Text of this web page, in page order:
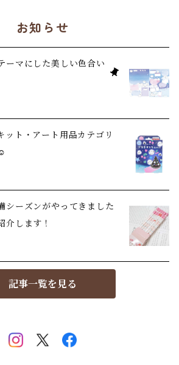
お知らせ
ーマにした美しい色合い
ット・アート用品カテゴリ
シーズンがやってきました
介します！
記事一覧を見る